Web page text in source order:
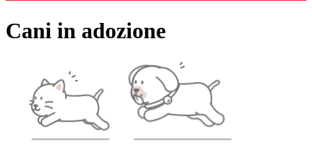
Cani in adozione